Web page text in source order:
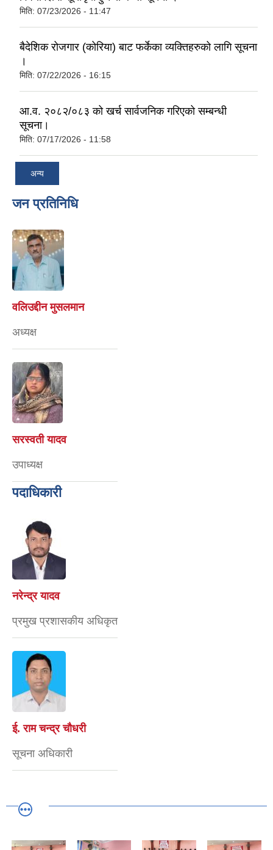
मिति: 07/23/2026 - 11:47
बैदेशिक रोजगार (कोरिया) बाट फर्केका व्यक्तिहरुको लागि सूचना
।
मिति: 07/22/2026 - 16:15
आ.व. २०८२/०८३ को खर्च सार्वजनिक गरिएको सम्बन्धी
सूचना।
मिति: 07/17/2026 - 11:58
अन्य
जन प्रतिनिधि
वलिउद्दीन मुसलमान
अध्यक्ष
सरस्वती यादव
उपाध्यक्ष
पदाधिकारी
नरेन्द्र यादव
प्रमुख प्रशासकीय अधिकृत
ई. राम चन्द्र चाैधरी
सूचना अधिकारी